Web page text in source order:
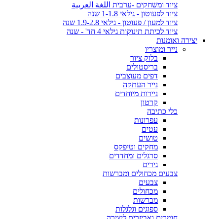
ציוד ומשחקים -ערבית اللغة العربية
ציוד לפעוטון - גילאי 1-1.8 שנה
ציוד למעון / פעוטון - גילאי 1.9-2.8 שנה
ציוד לכיתת תינוקות גילאי 4 חד' - שנה
יצירה ואומנות
נייר ומוצריו
בלוק ציור
בריסטולים
דפים מעוצבים
נייר העתקה
ניירות מיוחדים
קרטון
כלי כתיבה
עפרונות
עטים
טושים
מחקים וטיפקס
סרגלים ומחדדים
גירים
צבעים מכחולים ומברשות
צבעים
מכחולים
מברשות
ספוגים וגלגלות